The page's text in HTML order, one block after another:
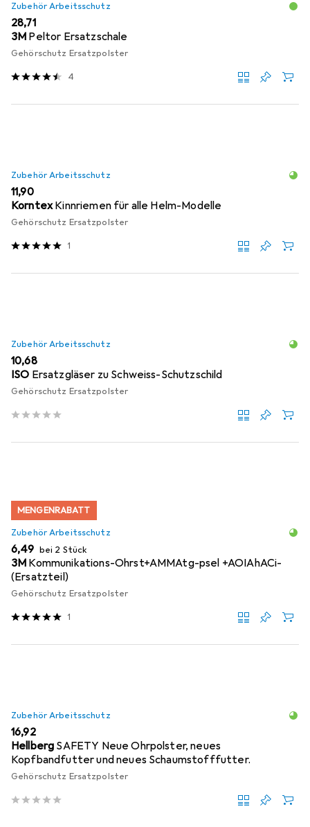
Zubehör Arbeitsschutz
EUR
28,71
3M Peltor Ersatzschale
Gehörschutz Ersatzpolster
4
Zubehör Arbeitsschutz
EUR
11,90
KorntexKinnriemen für alle Helm-Modelle
Gehörschutz Ersatzpolster
1
Zubehör Arbeitsschutz
EUR
10,68
ISO Ersatzgläser zu Schweiss-Schutzschild
Gehörschutz Ersatzpolster
MENGENRABATT
Zubehör Arbeitsschutz
EUR
6,49 bei 2 Stück
3M Kommunikations-Ohrst+AMMAtg-psel +AOIAhACi-
(Ersatzteil)
Gehörschutz Ersatzpolster
1
Zubehör Arbeitsschutz
EUR
16,92
Hellberg SAFETY Neue Ohrpolster, neues
Kopfbandfutter und neues Schaumstofffutter.
Gehörschutz Ersatzpolster